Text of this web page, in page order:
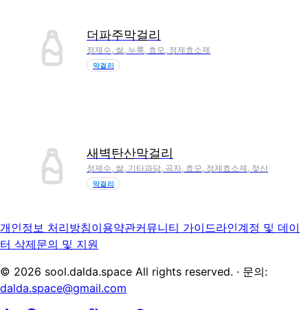
더파주막걸리
정제수, 쌀, 누룩, 효모, 정제효소제
막걸리
새벽탄산막걸리
정제수, 쌀, 기타과당, 곡자, 효모, 정제효소제, 젖산
막걸리
개인정보 처리방침이용약관커뮤니티 가이드라인계정 및 데이
터 삭제문의 및 지원
© 2026 sool.dalda.space All rights reserved. · 문의:
dalda.space@gmail.com